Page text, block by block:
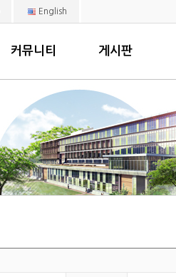
English
커뮤니티 게시판